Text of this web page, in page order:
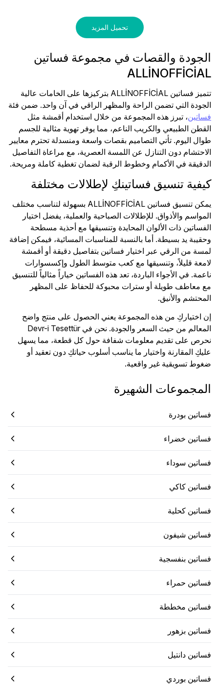
تحميل المزيد
الجودة والقصات في مجموعة فساتين
ALLİNOFFİCİAL
تتميز فساتين ALLİNOFFİCİAL بتركيزها على الخامات عالية
الجودة التي تضمن الراحة والمظهر الراقي في آن واحد. ضمن فئة
فساتين، تبرز هذه المجموعة من خلال استخدام أقمشة مثل
القطن الطبيعي والكريب الناعم، مما يوفر تهوية مثالية للجسم
طوال اليوم. تأتي التصاميم بقصات واسعة ومنسدلة تحترم معايير
الاحتشام دون التنازل عن اللمسة العصرية، مع مراعاة التفاصيل
الدقيقة في الأكمام وخطوط الرقبة لضمان تغطية كاملة ومريحة.
كيفية تنسيق فساتينكِ لإطلالات مختلفة
يمكن تنسيق فساتين ALLİNOFFİCİAL بسهولة لتناسب مختلف
المواسم والأذواق. للإطلالات الصباحية والعملية، يفضل اختيار
الفساتين ذات الألوان المحايدة وتنسيقها مع أحذية مسطحة
وحقيبة يد بسيطة. أما بالنسبة للمناسبات المسائية، فيمكن إضافة
لمسة من الرقي عبر اختيار فساتين بتفاصيل دقيقة أو أقمشة
لامعة قليلاً، وتنسيقها مع كعب متوسط الطول وإكسسوارات
ناعمة. في الأجواء الباردة، تعد هذه الفساتين خياراً مثالياً للتنسيق
مع معاطف طويلة أو سترات محبوكة للحفاظ على المظهر
المحتشم والأنيق.
إن اختياركِ من هذه المجموعة يعني الحصول على منتج واضح
المعالم من حيث السعر والجودة. نحن في Devr-i Tesettür
نحرص على تقديم معلومات شفافة حول كل قطعة، مما يسهل
عليكِ المقارنة واختيار ما يناسب أسلوب حياتكِ دون تعقيد أو
ضغوط تسويقية غير واقعية.
المجموعات الشهيرة
فساتين بودرة
فساتين خضراء
فساتين سوداء
فساتين كاكي
فساتين كحلية
فساتين شيفون
فساتين بنفسجية
فساتين حمراء
فساتين مخططة
فساتين بزهور
فساتين دانتيل
فساتين بوردي